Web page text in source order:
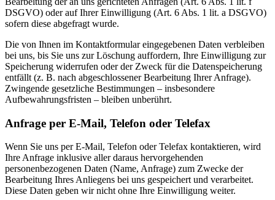
DSGVO) oder auf Ihrer Einwilligung (Art. 6 Abs. 1 lit. a DSGVO)
sofern diese abgefragt wurde.
Die von Ihnen im Kontaktformular eingegebenen Daten verbleiben
bei uns, bis Sie uns zur Löschung auffordern, Ihre Einwilligung zur
Speicherung widerrufen oder der Zweck für die Datenspeicherung
entfällt (z. B. nach abgeschlossener Bearbeitung Ihrer Anfrage).
Zwingende gesetzliche Bestimmungen – insbesondere
Aufbewahrungsfristen – bleiben unberührt.
Anfrage per E-Mail, Telefon oder Telefax
Wenn Sie uns per E-Mail, Telefon oder Telefax kontaktieren, wird
Ihre Anfrage inklusive aller daraus hervorgehenden
personenbezogenen Daten (Name, Anfrage) zum Zwecke der
Bearbeitung Ihres Anliegens bei uns gespeichert und verarbeitet.
Diese Daten geben wir nicht ohne Ihre Einwilligung weiter.